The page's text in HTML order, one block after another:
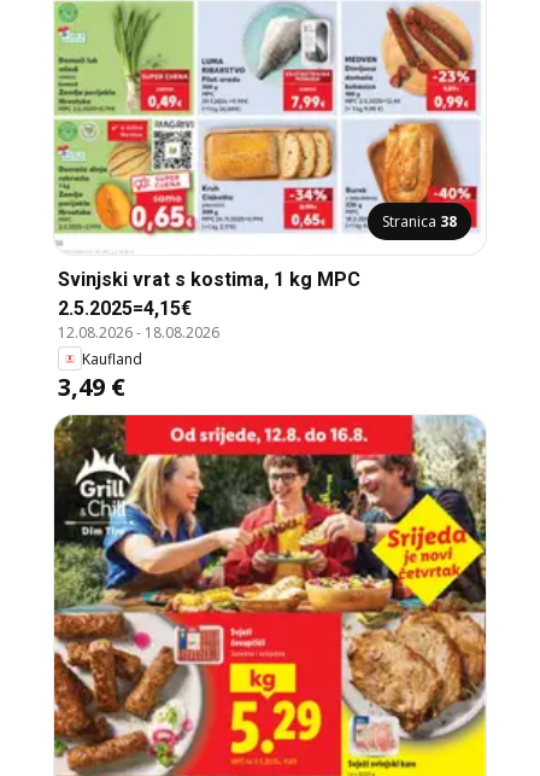
Stranica 38
Svinjski vrat s kostima, 1 kg MPC
2.5.2025=4,15€
12.08.2026- 18.08.2026
Kaufland
3,49 €